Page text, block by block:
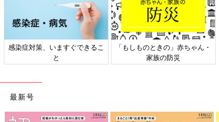
申請から約1〜3カ月後に健保または役所から自己負担限度額を超
えた分が振り込まれる。
自己負担限度額は所得により異なります
れが健保被保険者なら各自の標準報酬月額※1で、夫婦とも国保
※2の場合は世帯収入でみます。例えば、所得が210万円～600万
詳しい区分けや自己負担限度額については、厚生労働省のHPで
感染症対策、いますぐできるこ
と
「もしものときの」赤ちゃん・
家族の防災
最新号